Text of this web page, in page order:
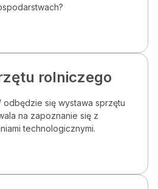
rolniczego
odbędzie się wystawa sprzętu
na zapoznanie się z
technologicznymi.